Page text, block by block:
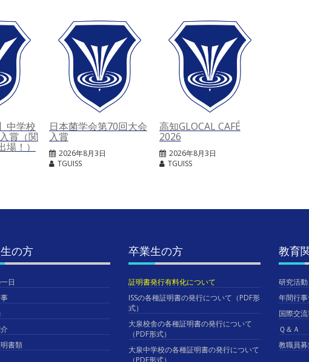
中学校
賞（関
！）
日本菌学会第70回大会
入賞
2026年8月3日
TGUISS
高知GLOCAL CAFÉ
2026
2026年8月3日
TGUISS
の方
日
書類
卒業生の方
証明書発行有料化について
ISSの各種証明書の発行について（PDF形
式）
大泉校舎の各種証明書の発行について
（PDF形式）
大泉中学校の各種証明書の発行について
（PDF形式）
教育
研究活動
年間行
国際交
Ｑ＆Ａ
教職員